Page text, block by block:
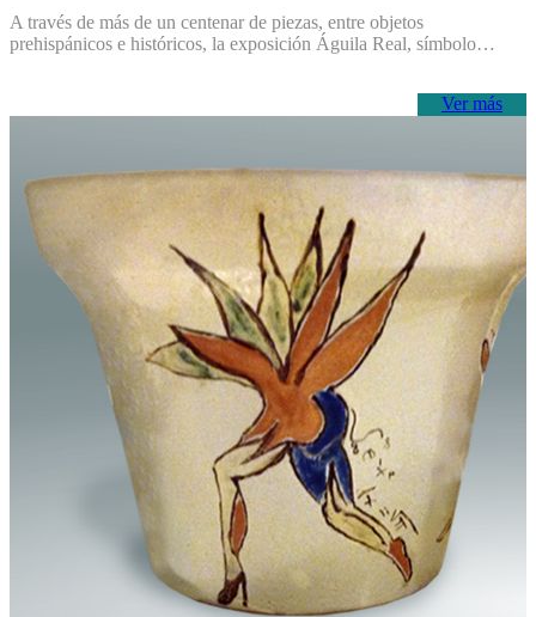
A través de más de un centenar de piezas, entre objetos
prehispánicos e históricos, la exposición Águila Real, símbolo…
Ver más